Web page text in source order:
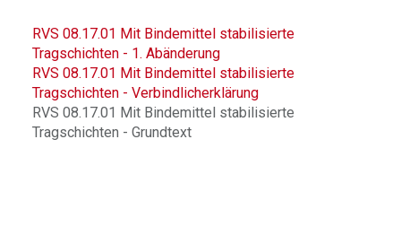
RVS 08.17.01 Mit Bindemittel stabilisierte
Tragschichten - 1. Abänderung
RVS 08.17.01 Mit Bindemittel stabilisierte
Tragschichten - Verbindlicherklärung
RVS 08.17.01 Mit Bindemittel stabilisierte
Tragschichten - Grundtext